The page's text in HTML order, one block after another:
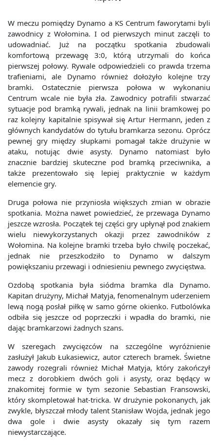
W meczu pomiędzy Dynamo a KS Centrum faworytami byli
zawodnicy z Wołomina. I od pierwszych minut zaczęli to
udowadniać. Już na początku spotkania zbudowali
komfortową przewagę 3:0, którą utrzymali do końca
pierwszej połowy. Rywale odpowiedzieli co prawda trzema
trafieniami, ale Dynamo również dołożyło kolejne trzy
bramki. Ostatecznie pierwsza połowa w wykonaniu
Centrum wcale nie była zła. Zawodnicy potrafili stwarzać
sytuacje pod bramką rywali, jednak na linii bramkowej po
raz kolejny kapitalnie spisywał się Artur Hermann, jeden z
głównych kandydatów do tytułu bramkarza sezonu. Oprócz
pewnej gry między słupkami pomagał także drużynie w
ataku, notując dwie asysty. Dynamo natomiast było
znacznie bardziej skuteczne pod bramką przeciwnika, a
także prezentowało się lepiej praktycznie w każdym
elemencie gry.
Druga połowa nie przyniosła większych zmian w obrazie
spotkania. Można nawet powiedzieć, że przewaga Dynamo
jeszcze wzrosła. Początek tej części gry upłynął pod znakiem
wielu niewykorzystanych okazji przez zawodników z
Wołomina. Na kolejne bramki trzeba było chwilę poczekać,
jednak nie przeszkodziło to Dynamo w dalszym
powiększaniu przewagi i odniesieniu pewnego zwycięstwa.
Ozdobą spotkania była siódma bramka dla Dynamo.
Kapitan drużyny, Michał Matyja, fenomenalnym uderzeniem
lewą nogą posłał piłkę w samo górne okienko. Futbolówka
odbiła się jeszcze od poprzeczki i wpadła do bramki, nie
dając bramkarzowi żadnych szans.
W szeregach zwycięzców na szczególne wyróżnienie
zasłużył Jakub Łukasiewicz, autor czterech bramek. Świetne
zawody rozegrali również Michał Matyja, który zakończył
mecz z dorobkiem dwóch goli i asysty, oraz będący w
znakomitej formie w tym sezonie Sebastian Fransowski,
który skompletował hat-tricka. W drużynie pokonanych, jak
zwykle, błyszczał młody talent Stanisław Wojda, jednak jego
dwa gole i dwie asysty okazały się tym razem
niewystarczające.